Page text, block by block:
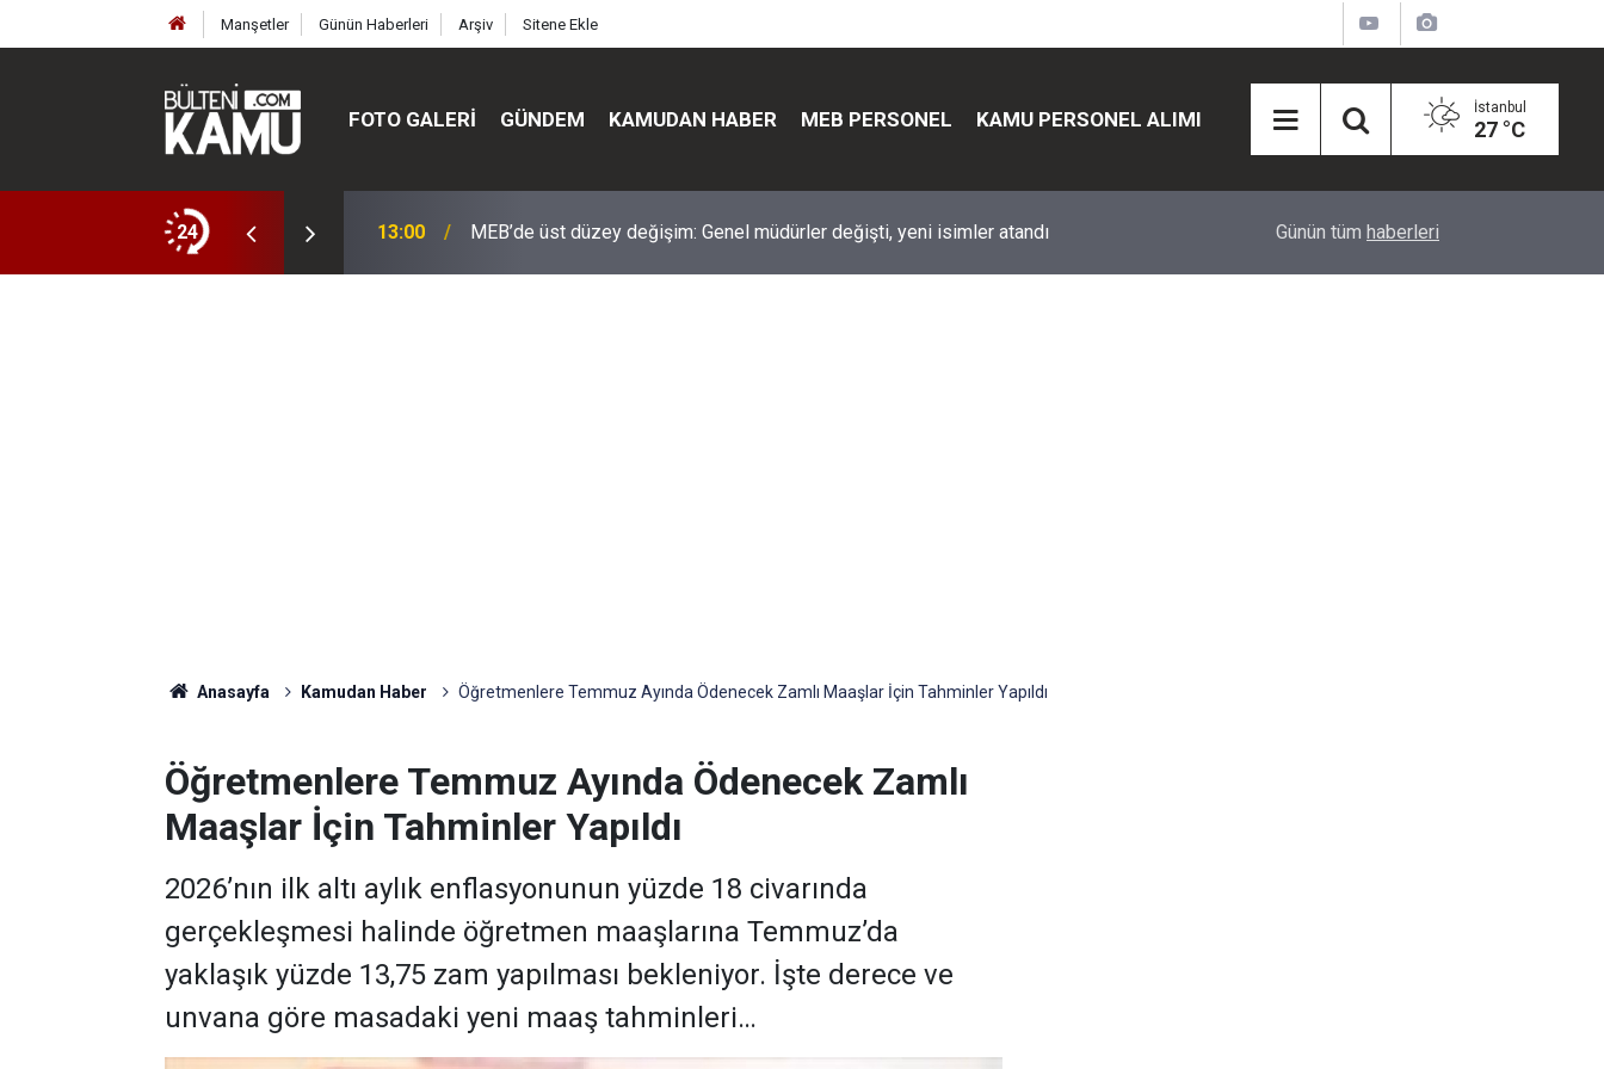
Manşetler Günün Haberleri Arşiv Sitene Ekle
FOTO GALERI GÜNDEM KAMUDAN HABER MEB PERSONEL KAMU PERSONEL ALIMI İstanbul
27 °C
24
ve enstitüler kuruldu, bazıları kapatıldı 13:00 MEB’de üst düzey değişim: Genel müdürler değişti, yeni isimler atandı Eğiti Bir Sen'den Kadınlar İçin Olay Teklif:
Günün tüm haberleri
Anasayfa Kamudan Haber Öğretmenlere Temmuz Ayında Ödenecek Zamlı Maaşlar İçin Tahminler Yapıldı
Öğretmenlere Temmuz Ayında Ödenecek Zamlı
Maaşlar İçin Tahminler Yapıldı
2026’nın ilk altı aylık enflasyonunun yüzde 18 civarında
gerçekleşmesi halinde öğretmen maaşlarına Temmuz’da
yaklaşık yüzde 13,75 zam yapılması bekleniyor. İşte derece ve
unvana göre masadaki yeni maaş tahminleri…